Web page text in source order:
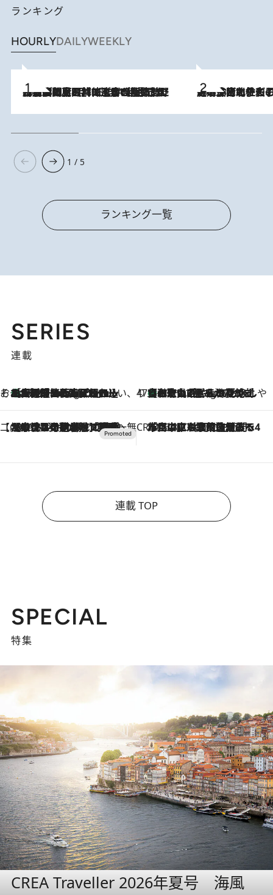
ランキング
HOURLYDAILYWEEKLY
2026.8.8
「最後に見られてよかった」上野動物園の東園パンダ舎が解体前に特別公開。8月16日まで延長されたパネル展と共に辿る“半世紀”のパンダ飼育《解体工事の図面あり》 2026.8.3
《「文士の子ども被害者の会」発足！》阿川佐和子（72）が語る遠藤周作に北杜夫、劇作家・矢代静一の子どもたちの“文豪プライベート事件簿”
1 / 5
ランキング一覧
SERIES
連載
そおだよおこの関西おいしい、おやつ紀行10 Hours Ago
［大阪府箕面市］一皿一皿目の前で仕上げられる、料理を巧みに組み込んだアシェットデセールコース「ミチル アシェット デセール（Michiru assiette dessert）」 47都道府県の手みやげ ひんやりスイーツで夏を満喫
10 Hours Ago
【和歌山県】この夏絶対食べたい 冷やしておいしいおやつ3選 みかんがごろっと丸ごと入ったジュレ
【CREA×星野リゾート】唯一無二。癒しと発見が待つ場所へ
2026.8.7
【トンボの足水浴】ヒノキの香りに包まれて涼感マックス！約13℃の湧水かけ流しを避暑地「星野温泉 トンボの湯」で体験 CREA'S CHOICE
2026.8.7
「立川にも歌舞伎があるんだよ」 片岡仁左衛門・市川中車ら豪華座組みで4年目の立川立飛歌舞伎へ
連載 TOP
SPECIAL
特集
CREA Traveller 2026年夏号 海風